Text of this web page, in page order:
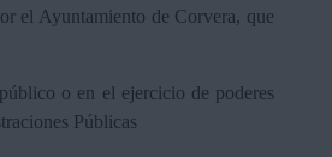
el Ayuntamiento de Corvera, que
o en el ejercicio de poderes
Públicas